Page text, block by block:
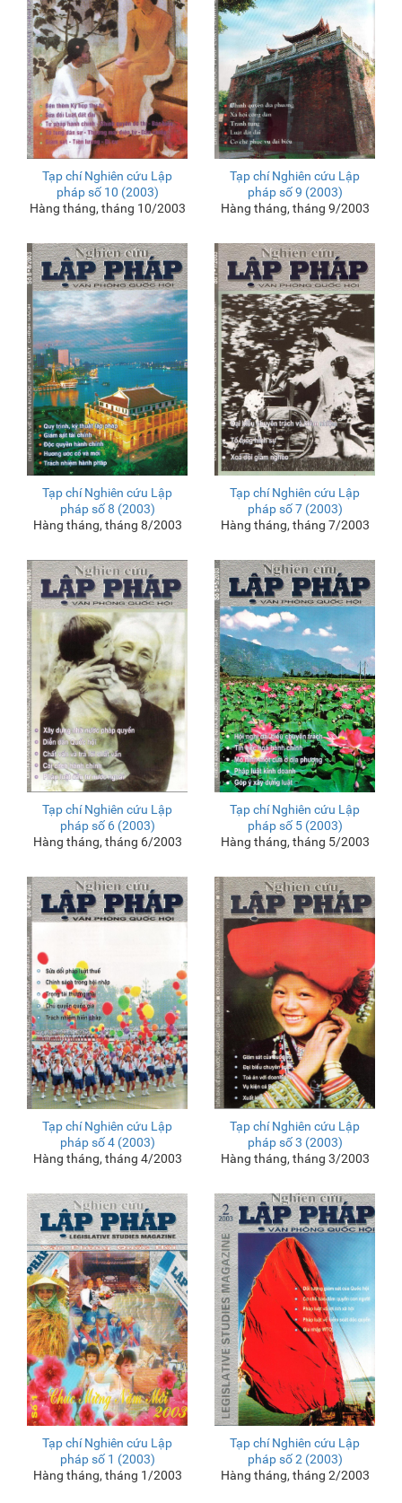
Tạp chí Nghiên cứu Lập
pháp số 10 (2003)
Hàng tháng, tháng 10/2003
Tạp chí Nghiên cứu Lập
pháp số 9 (2003)
Hàng tháng, tháng 9/2003
Tạp chí Nghiên cứu Lập
pháp số 8 (2003)
Hàng tháng, tháng 8/2003
Tạp chí Nghiên cứu Lập
pháp số 7 (2003)
Hàng tháng, tháng 7/2003
Tạp chí Nghiên cứu Lập
pháp số 6 (2003)
Hàng tháng, tháng 6/2003
Tạp chí Nghiên cứu Lập
pháp số 5 (2003)
Hàng tháng, tháng 5/2003
Tạp chí Nghiên cứu Lập
pháp số 4 (2003)
Hàng tháng, tháng 4/2003
Tạp chí Nghiên cứu Lập
pháp số 3 (2003)
Hàng tháng, tháng 3/2003
Tạp chí Nghiên cứu Lập
pháp số 1 (2003)
Hàng tháng, tháng 1/2003
Tạp chí Nghiên cứu Lập
pháp số 2 (2003)
Hàng tháng, tháng 2/2003